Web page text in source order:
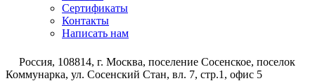
Сертификаты
Контакты
Написать нам
Россия, 108814, г. Москва, поселение Сосенское, поселок
Коммунарка, ул. Сосенский Стан, вл. 7, стр.1, офис 5